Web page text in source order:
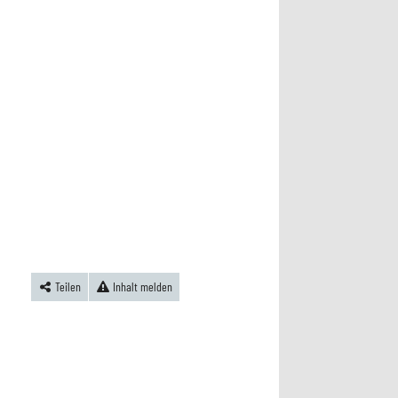
Teilen Inhalt melden